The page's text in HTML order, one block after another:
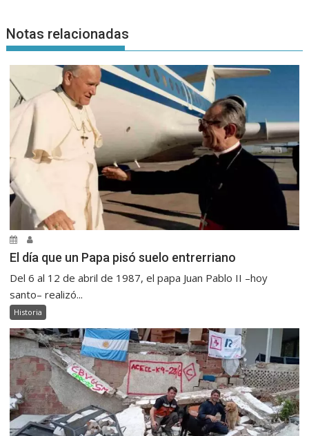
Notas relacionadas
El día que un Papa pisó suelo entrerriano
Del 6 al 12 de abril de 1987, el papa Juan Pablo II –hoy
santo– realizó...
Historia